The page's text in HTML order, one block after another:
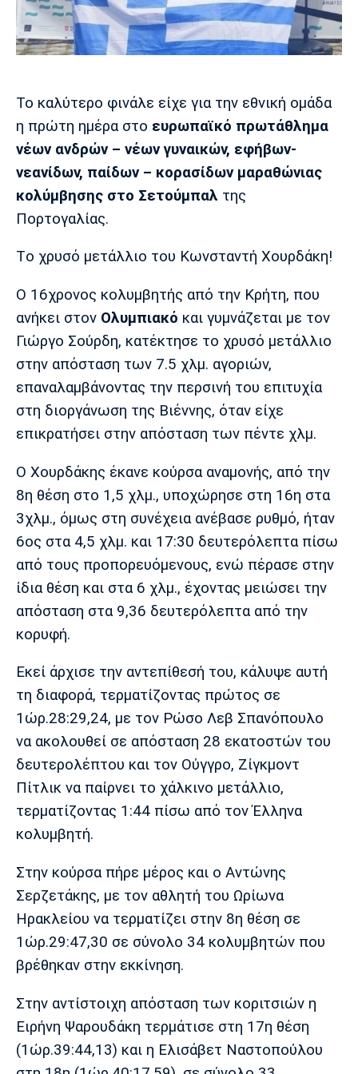
Πολιτισμός
Τραγούδια
Running
Παρασκήνιο
Πρόγραμμα TV
Μπαρτσελόνα
Ρεάλ
Μαδρίτης
Ατλέτικο
Μαδρίτης
Λίβερπουλ
Μάντσεστερ
Γιουβέντους
Μπορούσια
Ντόρτμουντ
Παρί Σεν
Ζερμέν
Μαρσέιγ
Πόρτο Μπενφίκα
Το καλύτερο φινάλε είχε για την εθνική ομάδα
η πρώτη ημέρα στο ευρωπαϊκό πρωτάθλημα
νέων ανδρών – νέων γυναικών, εφήβων-
νεανίδων, παίδων – κορασίδων μαραθώνιας
κολύμβησης στο Σετούμπαλ της
Πορτογαλίας.
Τo χρυσό μετάλλιο του Κωνσταντή Χουρδάκη!
Ο 16χρονος κολυμβητής από την Κρήτη, που
ανήκει στον Ολυμπιακό και γυμνάζεται με τον
Γιώργο Σούρδη, κατέκτησε το χρυσό μετάλλιο
στην απόσταση των 7.5 χλμ. αγοριών,
επαναλαμβάνοντας την περσινή του επιτυχία
στη διοργάνωση της Βιέννης, όταν είχε
επικρατήσει στην απόσταση των πέντε χλμ.
Ο Χουρδάκης έκανε κούρσα αναμονής, από την
8η θέση στο 1,5 χλμ., υποχώρησε στη 16η στα
3χλμ., όμως στη συνέχεια ανέβασε ρυθμό, ήταν
6ος στα 4,5 χλμ. και 17:30 δευτερόλεπτα πίσω
από τους προπορευόμενους, ενώ πέρασε στην
ίδια θέση και στα 6 χλμ., έχοντας μειώσει την
απόσταση στα 9,36 δευτερόλεπτα από την
κορυφή.
Εκεί άρχισε την αντεπίθεσή του, κάλυψε αυτή
τη διαφορά, τερματίζοντας πρώτος σε
1ώρ.28:29,24, με τον Ρώσο Λεβ Σπανόπουλο
να ακολουθεί σε απόσταση 28 εκατοστών του
δευτερολέπτου και τον Ούγγρο, Ζίγκμοντ
Πίτλικ να παίρνει το χάλκινο μετάλλιο,
τερματίζοντας 1:44 πίσω από τον Έλληνα
κολυμβητή.
Στην κούρσα πήρε μέρος και ο Αντώνης
Σερζετάκης, με τον αθλητή του Ωρίωνα
Ηρακλείου να τερματίζει στην 8η θέση σε
1ώρ.29:47,30 σε σύνολο 34 κολυμβητών που
βρέθηκαν στην εκκίνηση.
Στην αντίστοιχη απόσταση των κοριτσιών η
Ειρήνη Ψαρουδάκη τερμάτισε στη 17η θέση
(1ώρ.39:44,13) και η Ελισάβετ Ναστοπούλου